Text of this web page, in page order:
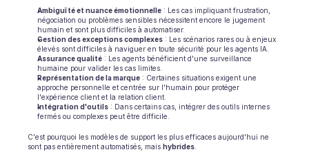
Ambiguïté et nuance émotionnelle : Les cas impliquant frustration,
négociation ou problèmes sensibles nécessitent encore le jugement
humain et sont plus difficiles à automatiser.
Gestion des exceptions complexes : Les scénarios rares ou à enjeux
élevés sont difficiles à naviguer en toute sécurité pour les agents IA.
Assurance qualité : Les agents bénéficient d'une surveillance
humaine pour valider les cas limites.
Représentation de la marque : Certaines situations exigent une
approche personnelle et centrée sur l'humain pour protéger
l'expérience client et la relation client.
Intégration d'outils : Dans certains cas, intégrer des outils internes
fermés ou complexes peut être difficile.
C'est pourquoi les modèles de support les plus efficaces aujourd'hui ne
sont pas entièrement automatisés, mais hybrides